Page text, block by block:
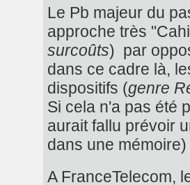
Le Pb majeur du
approche très
surcoûts) par
dans ce cadre là,
dispositifs (genre
Si cela n'a pas été
aurait fallu prévoir
dans une mémoire)
A FranceTelecom,